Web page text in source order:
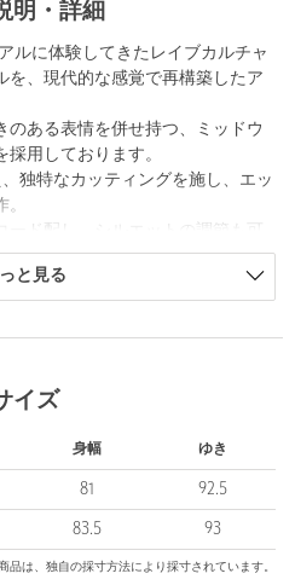
明・詳細
ルに体験してきたレイブカルチャ
を、現代的な感覚で再構築したア
のある表情を併せ持つ、ミッドウ
用しております。
独特なカッティングを施し、エッ
を象徴とするボクシーシルエット
もおすすめの一着です。
、文化的バックボーンをもとにデ
、現代の大量消費型アパレルフ
テーゼとして本当に洋服が好きな
。
と見る
イズ
身幅 ゆき
81 92.5
83.5 93
商品は、独自の採寸方法により採寸されています。